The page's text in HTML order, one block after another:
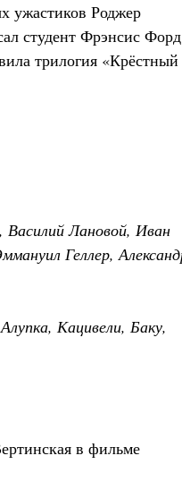
ужастиков Роджер
студент Фрэнсис Форд
трилогия «Крёстный
Василий Лановой, Иван
Геллер,
Кацивели, Баку,
в фильме